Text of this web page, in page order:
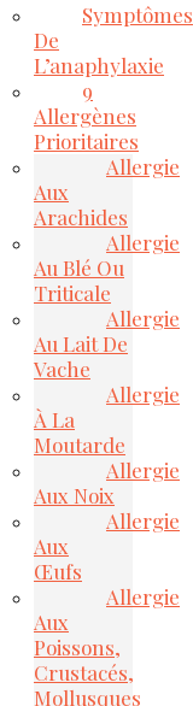
Symptômes
De
L’anaphylaxie
9
Allergènes
Prioritaires
Allergie
Aux
Arachides
Allergie
Au Blé Ou
Triticale
Allergie
Au Lait De
Vache
Allergie
À La
Moutarde
Allergie
Aux Noix
Allergie
Aux
Œufs
Allergie
Aux
Poissons,
Crustacés,
Mollusques